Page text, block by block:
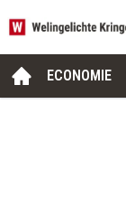
ECONOMIE